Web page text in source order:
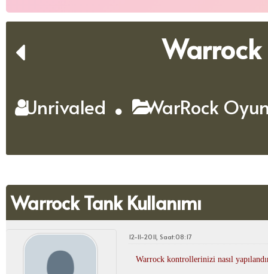
Warrock
Unrivaled WarRock
Warrock Tank Kullanımı
12-11-2011, Saat:08:17
Warrock kontrollerinizi nasıl